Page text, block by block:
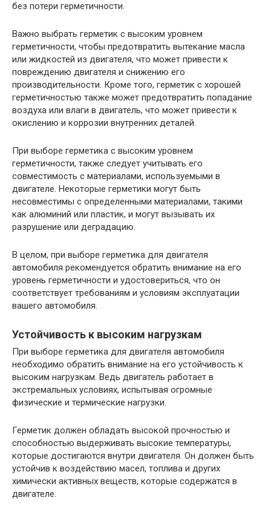
без потери герметичности.
Важно выбрать герметик с высоким уровнем
герметичности, чтобы предотвратить вытекание масла
или жидкостей из двигателя, что может привести к
повреждению двигателя и снижению его
производительности. Кроме того, герметик с хорошей
герметичностью также может предотвратить попадание
воздуха или влаги в двигатель, что может привести к
окислению и коррозии внутренних деталей.
При выборе герметика с высоким уровнем
герметичности, также следует учитывать его
совместимость с материалами, используемыми в
двигателе. Некоторые герметики могут быть
несовместимы с определенными материалами, такими
как алюминий или пластик, и могут вызывать их
разрушение или деградацию.
В целом, при выборе герметика для двигателя
автомобиля рекомендуется обратить внимание на его
уровень герметичности и удостовериться, что он
соответствует требованиям и условиям эксплуатации
вашего автомобиля.
Устойчивость к высоким нагрузкам
При выборе герметика для двигателя автомобиля
необходимо обратить внимание на его устойчивость к
высоким нагрузкам. Ведь двигатель работает в
экстремальных условиях, испытывая огромные
физические и термические нагрузки.
Герметик должен обладать высокой прочностью и
способностью выдерживать высокие температуры,
которые достигаются внутри двигателя. Он должен быть
устойчив к воздействию масел, топлива и других
химически активных веществ, которые содержатся в
двигателе.